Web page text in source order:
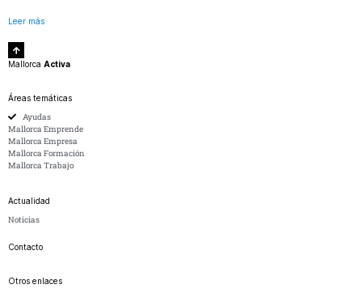
Leer más
Mallorca Activa
Áreas temáticas
Ayudas
Mallorca Emprende
Mallorca Empresa
Mallorca Formación
Mallorca Trabajo
Actualidad
Noticias
Contacto
Otros enlaces